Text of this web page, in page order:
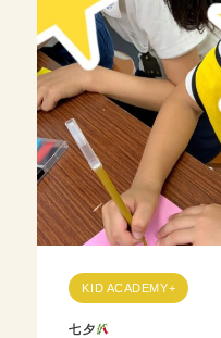
KID ACADEMY+
七夕